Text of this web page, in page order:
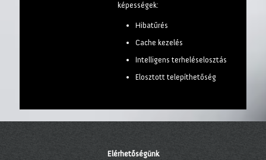
képességek:
Hibatűrés
Cache kezelés
Intelligens terheléselosztás
Elosztott telepíthetőség
Elérhetőségünk